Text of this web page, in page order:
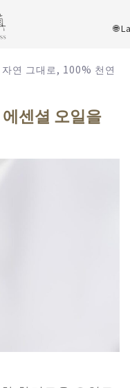
자연 그대로, 100% 천연
센셜 오일을